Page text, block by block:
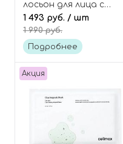
лосьон для лица с
экстрактом плодов
нони, Noni Hydra
Firming Lotion
1 493 руб. / шт
1 990 руб.
Подробнее
Акция